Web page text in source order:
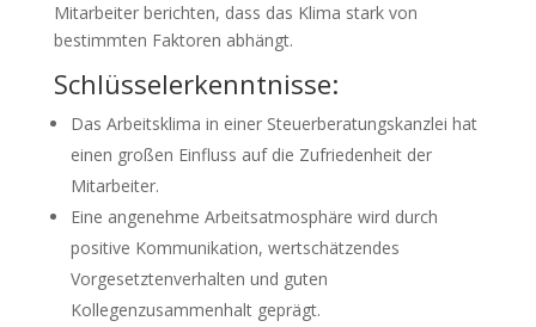
Mitarbeiter berichten, dass das Klima stark von
bestimmten Faktoren abhängt.
Schlüsselerkenntnisse:
Das Arbeitsklima in einer Steuerberatungskanzlei hat
einen großen Einfluss auf die Zufriedenheit der
Mitarbeiter.
Eine angenehme Arbeitsatmosphäre wird durch
positive Kommunikation, wertschätzendes
Vorgesetztenverhalten und guten
Kollegenzusammenhalt geprägt.